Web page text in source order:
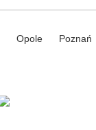
Opole Poznań